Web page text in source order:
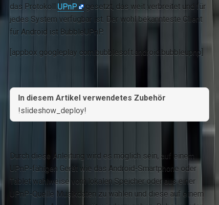
das Protokoll UPnP
gesetzt, das weit verbreitet und für
jedes System verfügbar ist. Der wohl bekannteste Client
für Android ist BubbleUPnP.
[appbox googleplay com.bubblesoft.android.bubbleupnp]
In diesem Artikel verwendetes Zubehör
!slideshow_deploy!
Durch diese Anleitung wird es möglich sein, auf einem
UPnP-fähigen Gerät wie das Android-Smartphone oder
Tablet wahlweise vom lokalen Speicher oder aus einer
UPnP-Quelle Musikdaten zu wählen und diese auf einem